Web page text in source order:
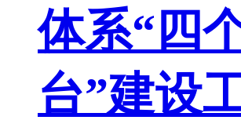
体系“四
台”建设